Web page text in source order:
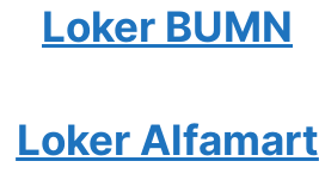
Loker BUMN
Loker Alfamart